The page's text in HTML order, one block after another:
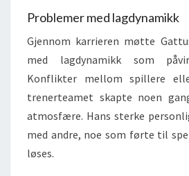
Problemer med lagdynamikk
Gjennom karrieren møtte
med lagdynamikk som
Konflikter mellom spillere
trenerteamet skapte noen
atmosfære. Hans sterke
med andre, noe som førte til
løses.